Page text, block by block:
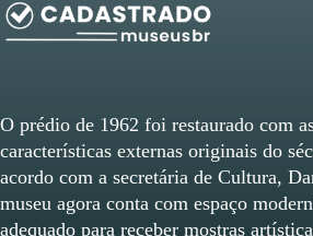
O prédio de 1962 foi restaurado com
características externas originais do
acordo com a secretária de Cultura,
museu agora conta com espaço
adequado para receber mostras